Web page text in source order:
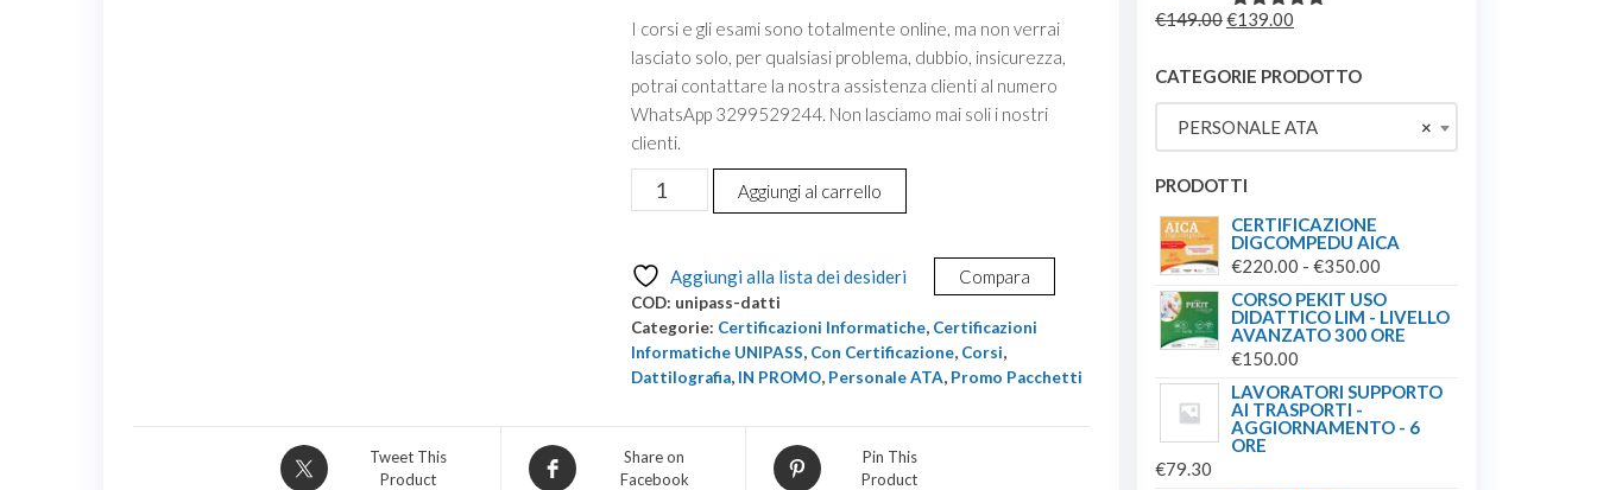
I corsi e gli esami sono totalmente online, ma non verrai
lasciato solo, per qualsiasi problema, dubbio, insicurezza,
potrai contattare la nostra assistenza clienti al numero
WhatsApp 3299529244. Non lasciamo mai soli i nostri
clienti.
Promo
Certificazione
UNIPASS
9
Moduli
+
Dattilografia
Aggiungi al carrello
Aggiungi alla lista dei desideri Compara
COD: unipass-datti
Categorie: Certificazioni Informatiche, Certificazioni
Informatiche UNIPASS, Con Certificazione, Corsi,
Dattilografia, IN PROMO, Personale ATA, Promo Pacchetti
Tweet This
Product
Share on
Facebook
Pin This
Product
VALUTATO
€149.00IL
ORIGINALE
ERA:
€149.00.
€139.00
ATTUALE
È:
€139.00.
CATEGORIE PRODOTTO
×
PERSONALE ATA
PRODOTTI
CERTIFICAZIONE
DIGCOMPEDU AICA
€220.00 - €350.00
DI
PREZZO:
€350.00
CORSO PEKIT USO
DIDATTICO LIM - LIVELLO
AVANZATO 300 ORE
€150.00
LAVORATORI SUPPORTO
AI TRASPORTI -
AGGIORNAMENTO - 6
ORE
€79.30